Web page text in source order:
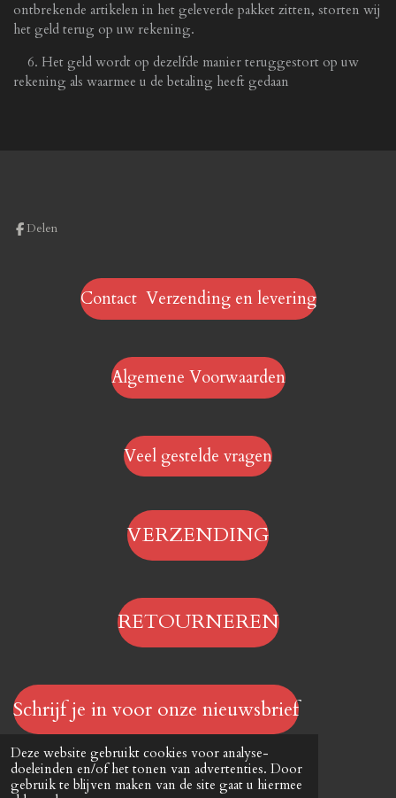
Deze website gebruikt cookies voor analyse-
doeleinden en/of het tonen van advertenties. Door
gebruik te blijven maken van de site gaat u hiermee
ontbrekende artikelen in het geleverde pakket zitten, storten wij
het geld terug op uw rekening.
6. Het geld wordt op dezelfde manier teruggestort op uw
rekening als waarmee u de betaling heeft gedaan
Delen
Contact Verzending en levering
Algemene Voorwaarden
Veel gestelde vragen
VERZENDING
RETOURNEREN
Schrijf je in voor onze nieuwsbrief
© 2023 - 2026 Hengelsportwinkel.online
Powered by JouwWeb